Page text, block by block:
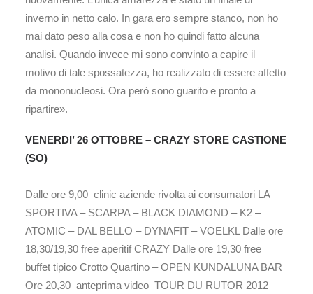
inverno in netto calo. In gara ero sempre stanco, non ho
mai dato peso alla cosa e non ho quindi fatto alcuna
analisi. Quando invece mi sono convinto a capire il
motivo di tale spossatezza, ho realizzato di essere affetto
da mononucleosi. Ora però sono guarito e pronto a
ripartire».
VENERDI’ 26 OTTOBRE – CRAZY STORE CASTIONE
(SO)
Dalle ore 9,00 clinic aziende rivolta ai consumatori LA
SPORTIVA – SCARPA – BLACK DIAMOND – K2 –
ATOMIC – DAL BELLO – DYNAFIT – VOELKL Dalle ore
18,30/19,30 free aperitif CRAZY Dalle ore 19,30 free
buffet tipico Crotto Quartino – OPEN KUNDALUNA BAR
Ore 20,30 anteprima video TOUR DU RUTOR 2012 –